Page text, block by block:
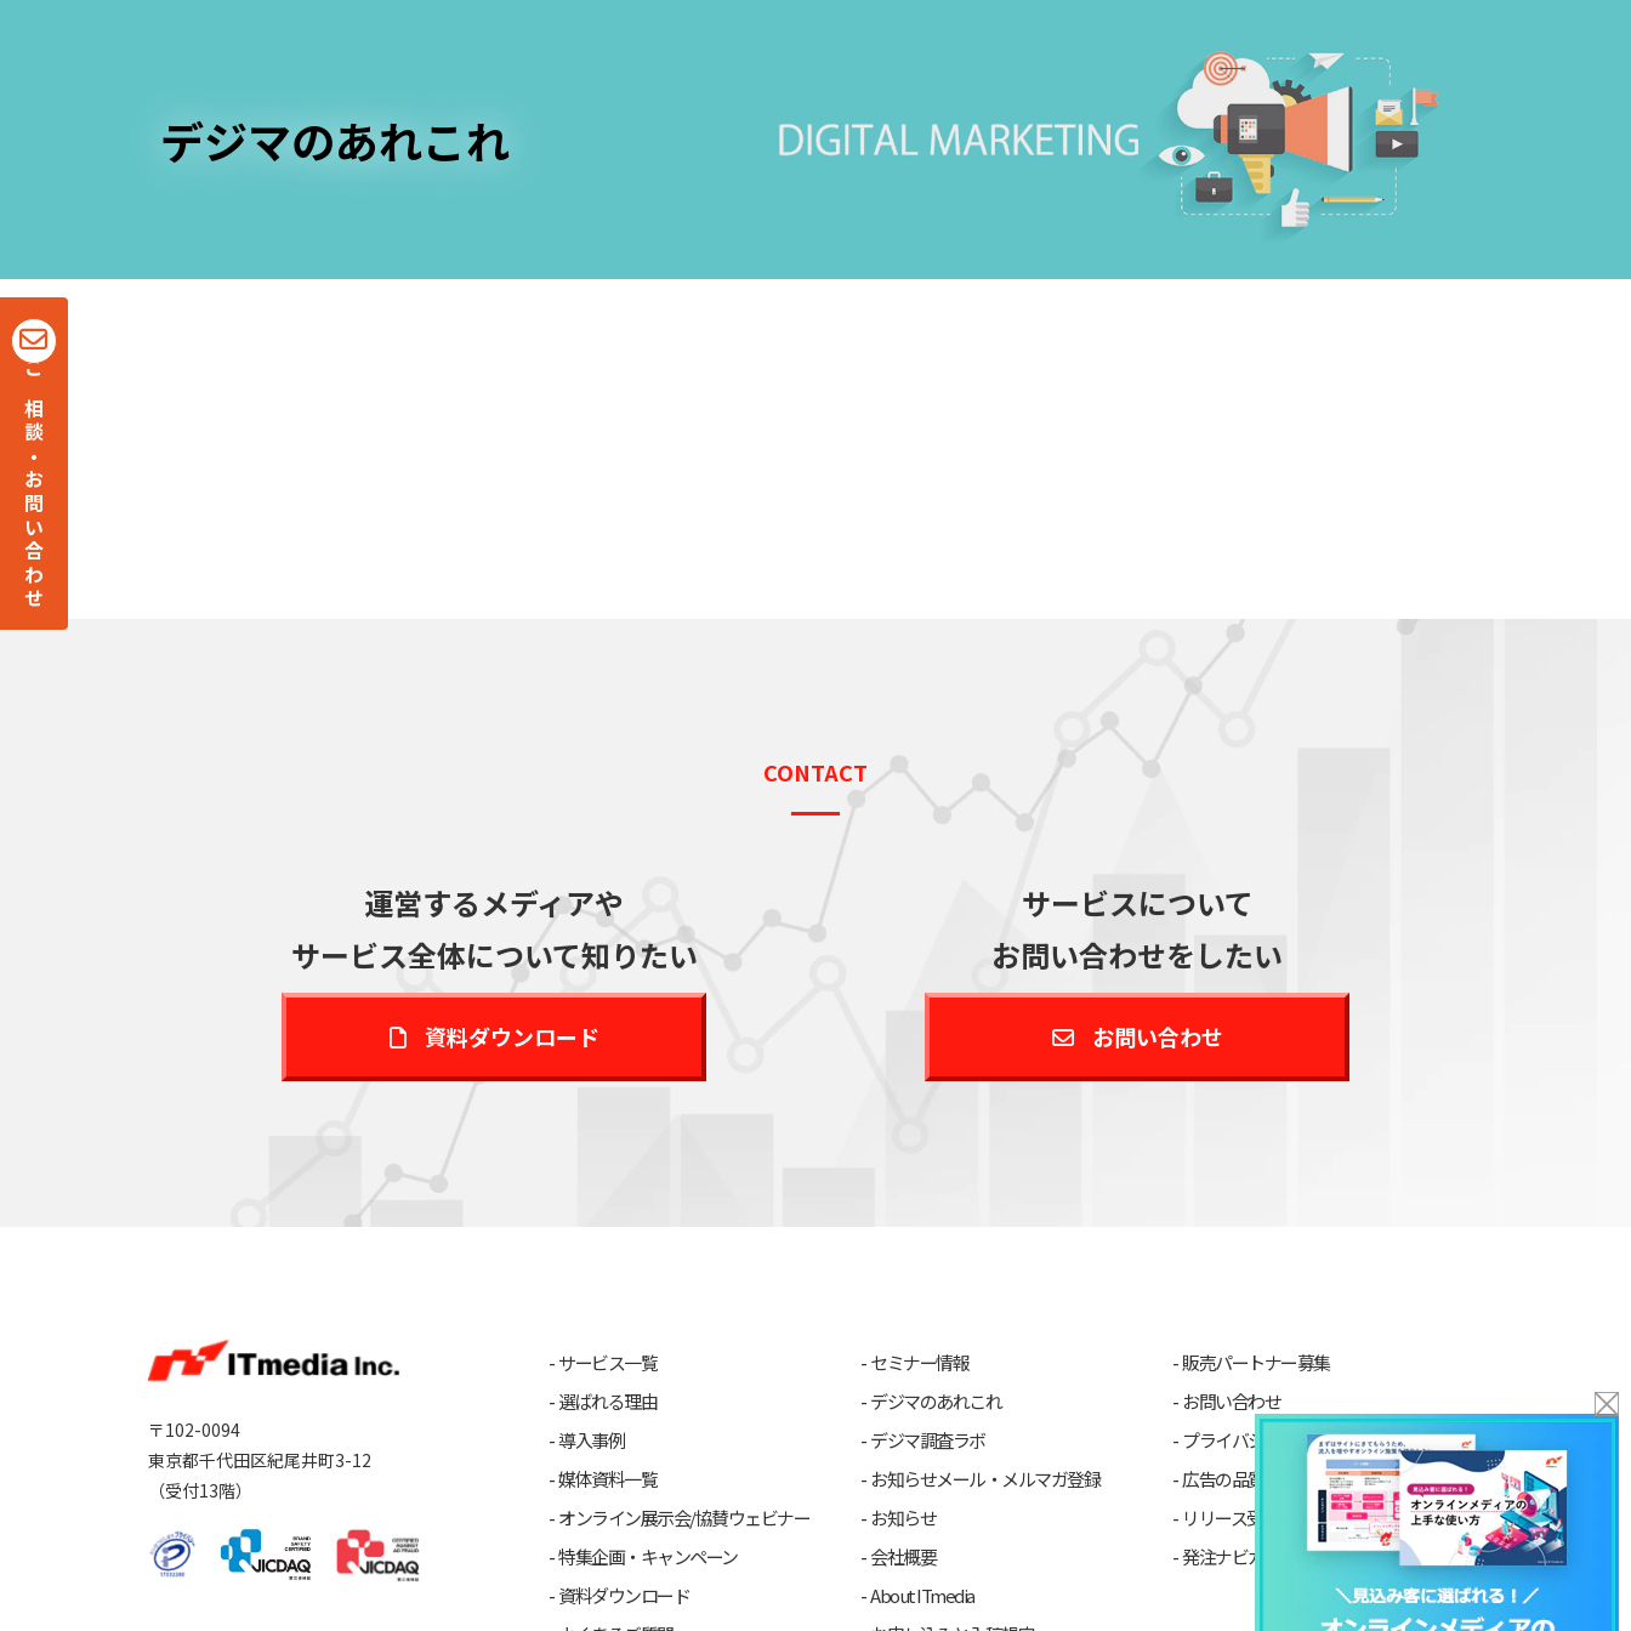
デジマのあれこれ
ご相談・お問い合わせ
CONTACT
運営するメディアや
サービス全体について知りたい
資料ダウンロード
サービスについて
お問い合わせをしたい
お問い合わせ
〒102-0094
東京都千代田区紀尾井町3-12
（受付13階）
サービス一覧
選ばれる理由
導入事例
媒体資料一覧
オンライン展示会/協賛ウェビナー
特集企画・キャンペーン
資料ダウンロード
セミナー情報
デジマのあれこれ
デジマ調査ラボ
お知らせメール・メルマガ登録
お知らせ
会社概要
About ITmedia
販売パートナー募集
お問い合わせ
プライバシーポリシー
広告の品質確保について
リリース受付・取材依頼について
発注ナビガイド